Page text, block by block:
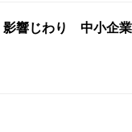
響じわり 中小企